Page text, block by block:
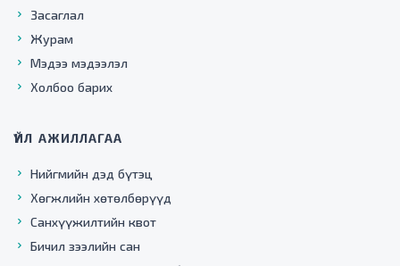
Засаглал
Журам
Мэдээ мэдээлэл
Холбоо барих
ҮЙЛ АЖИЛЛАГАА
Нийгмийн дэд бүтэц
Хөгжлийн хөтөлбөрүүд
Санхүүжилтийн квот
Бичил зээлийн сан